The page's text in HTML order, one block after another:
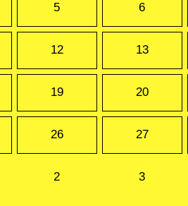
5 6
12 13
19 20
26 27
2 3